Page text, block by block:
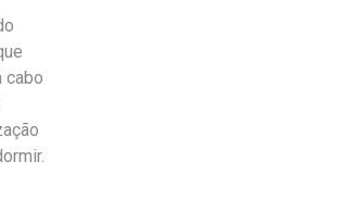
cabo